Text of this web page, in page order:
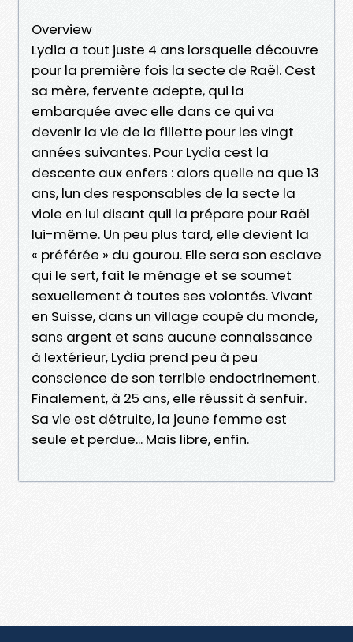
Overview
Lydia a tout juste 4 ans lorsquelle découvre
pour la première fois la secte de Raël. Cest
sa mère, fervente adepte, qui la
embarquée avec elle dans ce qui va
devenir la vie de la fillette pour les vingt
années suivantes. Pour Lydia cest la
descente aux enfers : alors quelle na que 13
ans, lun des responsables de la secte la
viole en lui disant quil la prépare pour Raël
lui-même. Un peu plus tard, elle devient la
« préférée » du gourou. Elle sera son esclave
qui le sert, fait le ménage et se soumet
sexuellement à toutes ses volontés. Vivant
en Suisse, dans un village coupé du monde,
sans argent et sans aucune connaissance
à lextérieur, Lydia prend peu à peu
conscience de son terrible endoctrinement.
Finalement, à 25 ans, elle réussit à senfuir.
Sa vie est détruite, la jeune femme est
seule et perdue... Mais libre, enfin.